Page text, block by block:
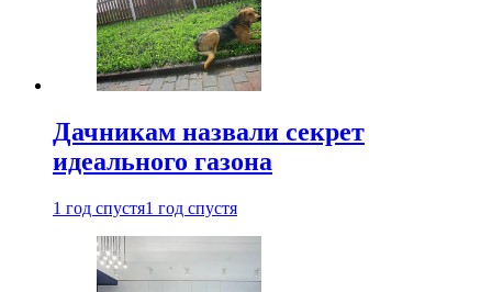
Дачникам назвали секрет
идеального газона
1 год спустя1 год спустя